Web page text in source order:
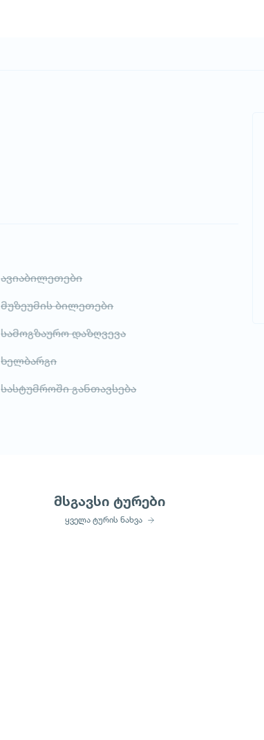
ავიაბილეთები
მუზეუმის ბილეთები
სამოგზაურო დაზღვევა
ხელბარგი
სასტუმროში განთავსება
მსგავსი ტურები
ყველა ტურის ნახვა